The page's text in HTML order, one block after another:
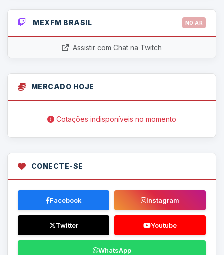
MEXFM BRASIL NO AR
Assistir com Chat na Twitch
MERCADO HOJE
Cotações indisponíveis no momento
CONECTE-SE
Facebook Instagram
Twitter Youtube
WhatsApp